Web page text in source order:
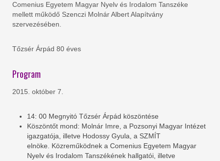
Comenius Egyetem Magyar Nyelv és Irodalom Tanszéke
mellett működő Szenczi Molnár Albert Alapítvány
szervezésében.
Tőzsér Árpád 80 éves
Program
2015. október 7.
14: 00 Megnyitó Tőzsér Árpád köszöntése
Köszöntőt mond: Molnár Imre, a Pozsonyi Magyar Intézet
igazgatója, illetve Hodossy Gyula, a SZMÍT
elnöke. Közreműködnek a Comenius Egyetem Magyar
Nyelv és Irodalom Tanszékének hallgatói, illetve